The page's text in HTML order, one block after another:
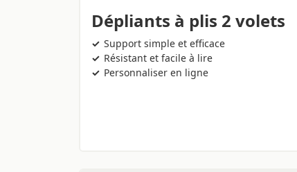
Dépliants à plis 2 volets
Support simple et efficace
Résistant et facile à lire
Personnaliser en ligne